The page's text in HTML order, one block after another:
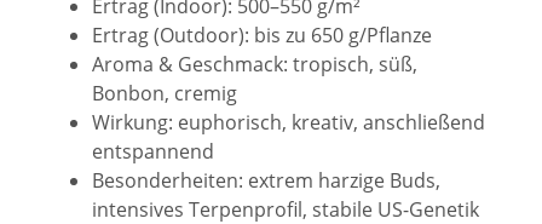
Ertrag (Indoor): 500–550 g/m²
Ertrag (Outdoor): bis zu 650 g/Pflanze
Aroma & Geschmack: tropisch, süß,
Bonbon, cremig
Wirkung: euphorisch, kreativ, anschließend
entspannend
Besonderheiten: extrem harzige Buds,
intensives Terpenprofil, stabile US-Genetik